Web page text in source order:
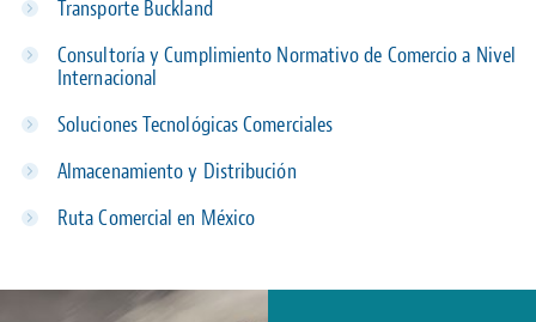
Transporte Buckland
Consultoría y Cumplimiento Normativo de Comercio a Nivel
Internacional
Soluciones Tecnológicas Comerciales
Almacenamiento y Distribución
Ruta Comercial en México